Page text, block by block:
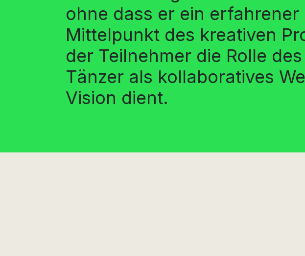
ohne dass er ein
Mittelpunkt des kreativen
der Teilnehmer die Rolle
Tänzer als kollaboratives
Vision dient.